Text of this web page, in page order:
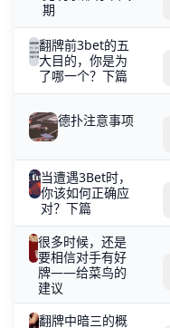
期
翻牌前3bet的五
大目的，你是为
了哪一个？下篇
德扑注意事项
当遭遇3Bet时，
你该如何正确应
对？下篇
很多时候，还是
要相信对手有好
牌——给菜鸟的
建议
翻牌中暗三的概